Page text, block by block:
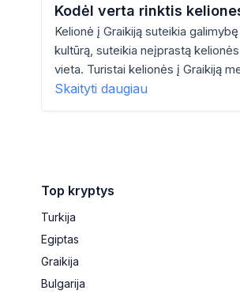
Kodėl verta rinktis
Kelionė į Graikiją suteikia
kultūrą, suteikia neįprastą
vieta. Turistai kelionės į Graikiją
Skaityti daugiau
Top kryptys
Turkija
Egiptas
Graikija
Bulgarija